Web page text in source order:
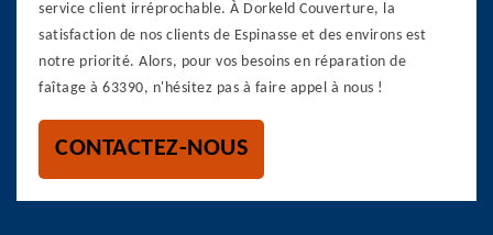
service client irréprochable. À Dorkeld Couverture, la
satisfaction de nos clients de Espinasse et des environs est
notre priorité. Alors, pour vos besoins en réparation de
faîtage à 63390, n'hésitez pas à faire appel à nous !
CONTACTEZ-NOUS